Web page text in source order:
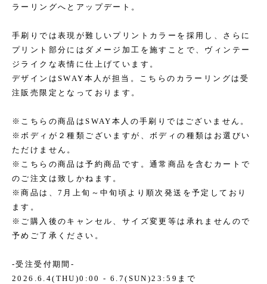
ラーリングへとアップデート。
手刷りでは表現が難しいプリントカラーを採用し、さらに
プリント部分にはダメージ加工を施すことで、ヴィンテー
ジライクな表情に仕上げています。
デザインはSWAY本人が担当。こちらのカラーリングは受
注販売限定となっております。
※こちらの商品はSWAY本人の手刷りではございません。
※ボディが２種類ございますが、ボディの種類はお選びい
ただけません。
※こちらの商品は予約商品です。通常商品を含むカートで
のご注文は致しかねます。
※商品は、7月上旬～中旬頃より順次発送を予定しており
ます。
※ご購入後のキャンセル、サイズ変更等は承れませんので
予めご了承ください。
-受注受付期間-
2026.6.4(THU)0:00 - 6.7(SUN)23:59まで